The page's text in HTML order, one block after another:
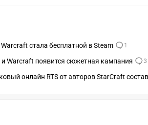
стала бесплатной в Steam 1
Warcraft появится сюжетная кампания 3
онлайн RTS от авторов StarCraft
ЗАБРАТЬ